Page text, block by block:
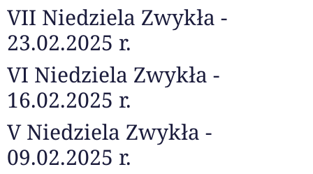
VII Niedziela Zwykła -
23.02.2025 r.
VI Niedziela Zwykła -
16.02.2025 r.
V Niedziela Zwykła -
09.02.2025 r.